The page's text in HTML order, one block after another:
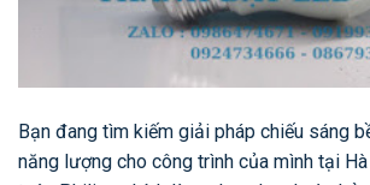
Bạn đang tìm kiếm giải pháp chiếu sáng
năng lượng cho công trình của mình tại